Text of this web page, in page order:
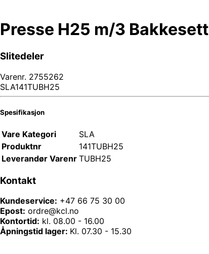
Presse H25 m/3 Bakkesett
Slitedeler
Varenr. 2755262
SLA141TUBH25
Spesifikasjon
Vare Kategori
SLA
Produktnr
141TUBH25
Leverandør Varenr TUBH25
Kontakt
Kundeservice: +47 66 75 30 00
Epost: ordre@kcl.no
Kontortid: kl. 08.00 - 16.00
Åpningstid lager: Kl. 07.30 - 15.30